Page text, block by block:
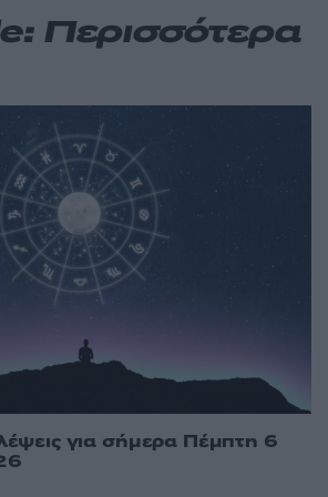
Περισσότερα
για σήμερα Πέμπτη 6